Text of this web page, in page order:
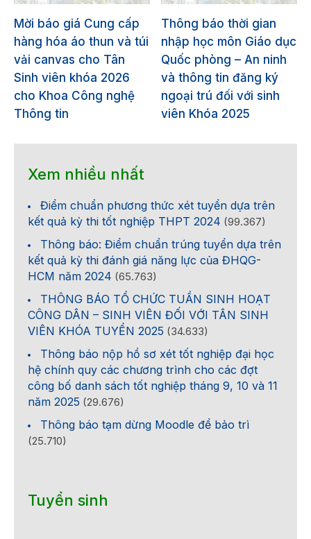
Mời báo giá Cung cấp
hàng hóa áo thun và túi
vải canvas cho Tân
Sinh viên khóa 2026
cho Khoa Công nghệ
Thông tin
Thông báo thời gian
nhập học môn Giáo dục
Quốc phòng – An ninh
và thông tin đăng ký
ngoại trú đối với sinh
viên Khóa 2025
Xem nhiều nhất
Điểm chuẩn phương thức xét tuyển dựa trên
kết quả kỳ thi tốt nghiệp THPT 2024 (99.367)
Thông báo: Điểm chuẩn trúng tuyển dựa trên
kết quả kỳ thi đánh giá năng lực của ĐHQG-
HCM năm 2024 (65.763)
THÔNG BÁO TỔ CHỨC TUẦN SINH HOẠT
CÔNG DÂN – SINH VIÊN ĐỐI VỚI TÂN SINH
VIÊN KHÓA TUYỂN 2025 (34.633)
Thông báo nộp hồ sơ xét tốt nghiệp đại học
hệ chính quy các chương trình cho các đợt
công bố danh sách tốt nghiệp tháng 9, 10 và 11
năm 2025 (29.676)
Thông báo tạm dừng Moodle để bảo trì
(25.710)
Tuyển sinh